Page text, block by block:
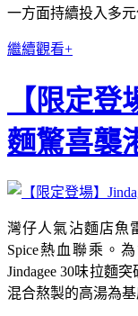
一方面持續投入多
繼續觀看+
【限定
麵驚喜襲
灣仔人氣沾麵店魚
Spice熱血聯乘。
Jindagee 30味拉麵
混合熬製的高湯為基